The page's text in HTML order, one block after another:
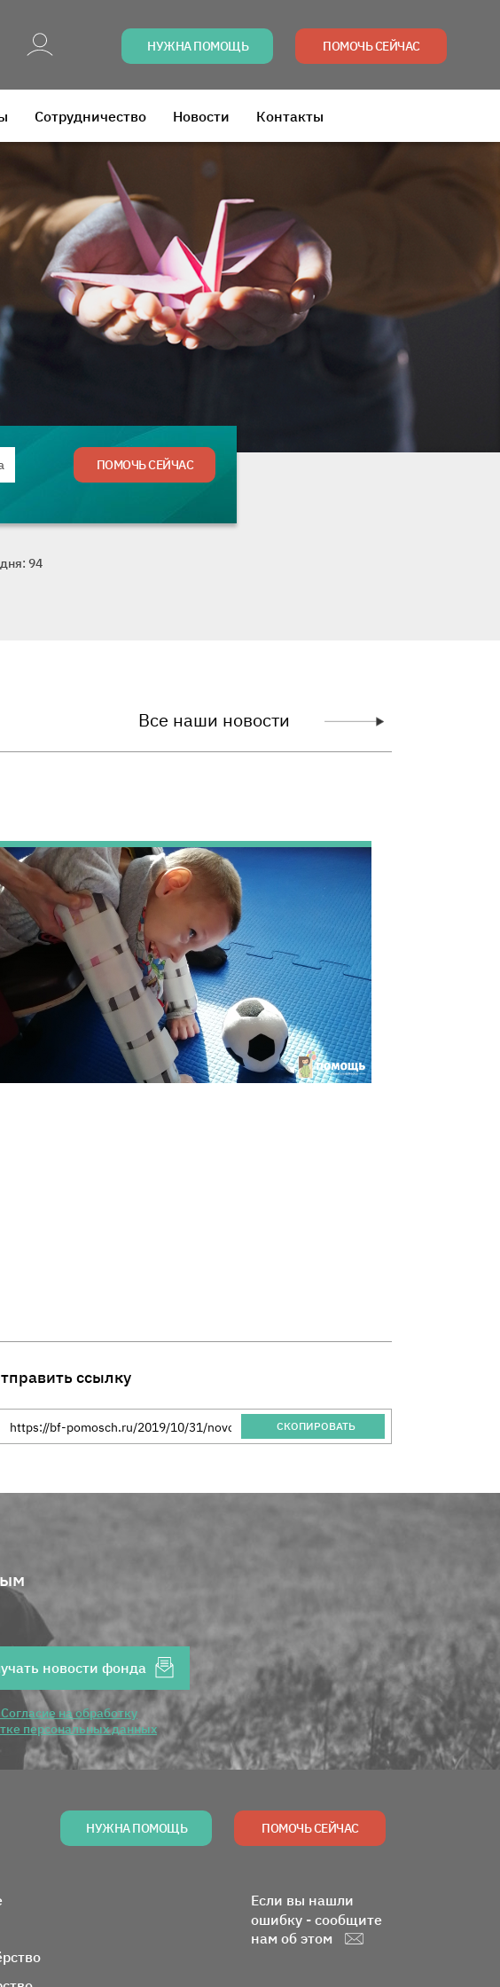
Поиск НУЖНА ПОМОЩЬ ПОМОЧЬ СЕЙЧАС
Сотрудничество Новости Контакты
Введите другую сумму
ПОМОЧЬ СЕЙЧАС
94
Все наши новости
ссылку
на сайт Благотворительного Фонда "Помощь"
СКОПИРОВАТЬ
новости фонда
на обработку
персональных данных
НУЖНА ПОМОЩЬ ПОМОЧЬ СЕЙЧАС
Если вы нашли
ошибку - сообщите
нам об этом